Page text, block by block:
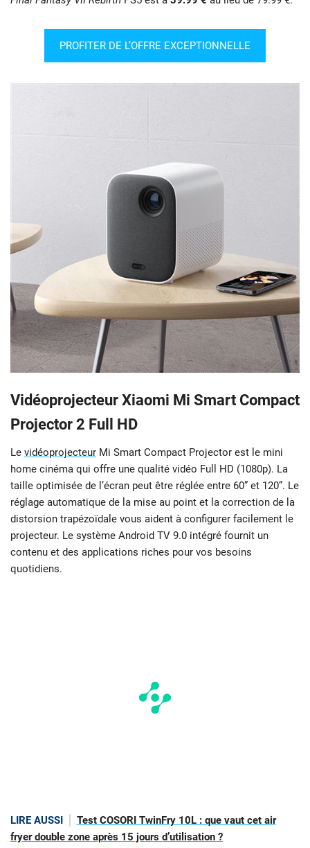
PROFITER DE L’OFFRE EXCEPTIONNELLE
Vidéoprojecteur Xiaomi Mi Smart Compact
Projector 2 Full HD
Le vidéoprojecteur Mi Smart Compact Projector est le mini
home cinéma qui offre une qualité vidéo Full HD (1080p). La
taille optimisée de l’écran peut être réglée entre 60” et 120”. Le
réglage automatique de la mise au point et la correction de la
distorsion trapézoïdale vous aident à configurer facilement le
projecteur. Le système Android TV 9.0 intégré fournit un
contenu et des applications riches pour vos besoins
quotidiens.
LIRE AUSSI
Test COSORI TwinFry 10L : que vaut cet air
fryer double zone après 15 jours d’utilisation ?